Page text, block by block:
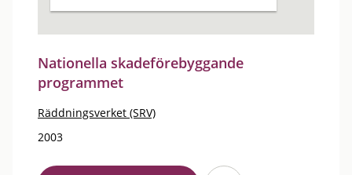
Nationella skadeförebyggande
programmet
Räddningsverket (SRV)
2003